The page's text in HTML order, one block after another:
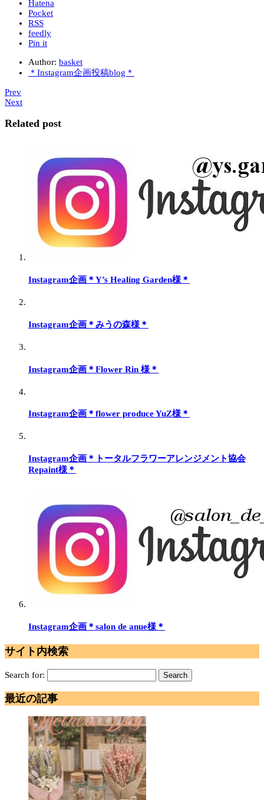
Hatena
Pocket
RSS
feedly
Pin it
Author: basket
＊Instagram企画投稿blog＊
Prev
Next
Related post
Instagram企画＊Y’s Healing Garden様＊
Instagram企画＊みうの森様＊
Instagram企画＊Flower Rin 様＊
Instagram企画＊flower produce YuZ様＊
Instagram企画＊トータルフラワーアレンジメント協会
Repaint様＊
Instagram企画＊salon de anue様＊
サイト内検索
Search for:
最近の記事